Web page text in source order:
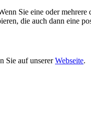
Sie eine oder
die auch dann eine
Sie auf unsererWebseite.